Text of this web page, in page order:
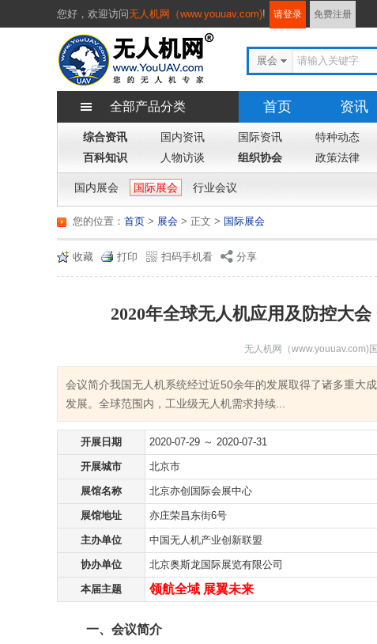
您好， 欢迎访问无人机网（www.youuav.com)! 请登录 免费注册
展会
全部产品分类 首页 资讯
综合资讯 国内资讯 国际资讯 特种动态
百科知识
人物访谈 组织协会 政策法律
国内展会 国际展会 行业会议
您的位置： 首页 > 展会 > 国际展会
> 正文
收藏 打印 扫码手机看 分享
2020年全球无人机应用及防控大
无人机网（www.youuav.com)
会议简介我国无人机系统经过近50余年的发展取得了诸多重大
发展。全球范围内，工业级无人机需求持续...
开展日期 2020-07-29 ～ 2020-07-31
开展城市 北京市
展馆名称 北京亦创国际会展中心
展馆地址 亦庄荣昌东街6号
主办单位 中国无人机产业创新联盟
协办单位 北京奥斯龙国际展览有限公司
本届主题 领航全域 展翼未来
一、会议简介